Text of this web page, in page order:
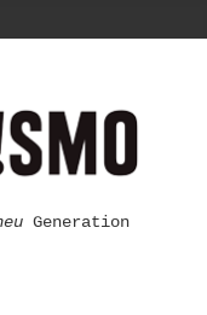
Generation